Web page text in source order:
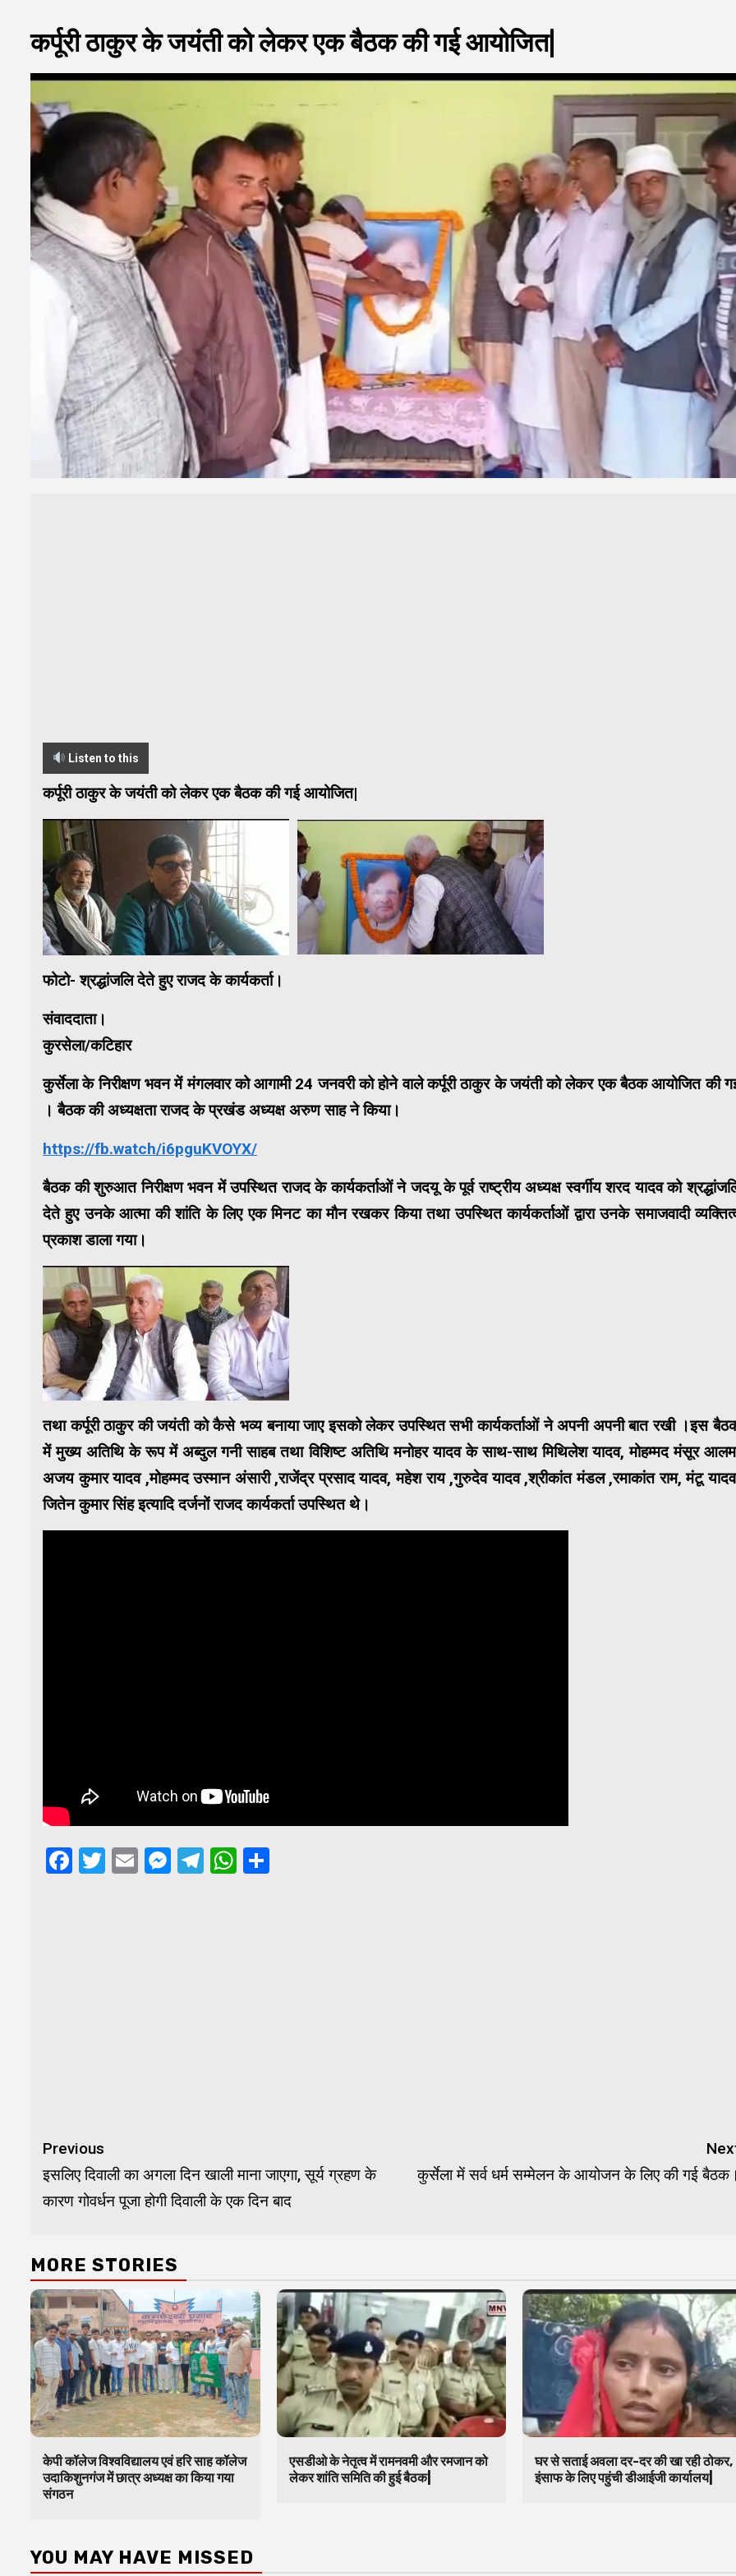
कर्पूरी ठाकुर के जयंती को लेकर एक बैठक की गई आयोजित|
Listen to this
कर्पूरी ठाकुर के जयंती को लेकर एक बैठक की गई आयोजित|
फोटो- श्रद्धांजलि देते हुए राजद के कार्यकर्ता।
संवाददाता।
कुरसेला/कटिहार
कुर्सेला के निरीक्षण भवन में मंगलवार को आगामी 24 जनवरी को होने वाले कर्पूरी ठाकुर के जयंती को लेकर एक बैठक आयोजित की
। बैठक की अध्यक्षता राजद के प्रखंड अध्यक्ष अरुण साह ने किया।
https://fb.watch/i6pguKVOYX/
बैठक की शुरुआत निरीक्षण भवन में उपस्थित राजद के कार्यकर्ताओं ने जदयू के पूर्व राष्ट्रीय अध्यक्ष स्वर्गीय शरद यादव को
देते हुए उनके आत्मा की शांति के लिए एक मिनट का मौन रखकर किया तथा उपस्थित कार्यकर्ताओं द्वारा उनके समाजवादी
प्रकाश डाला गया।
तथा कर्पूरी ठाकुर की जयंती को कैसे भव्य बनाया जाए इसको लेकर उपस्थित सभी कार्यकर्ताओं ने अपनी अपनी बात रखी ।इस
में मुख्य अतिथि के रूप में अब्दुल गनी साहब तथा विशिष्ट अतिथि मनोहर यादव के साथ-साथ मिथिलेश यादव, मोहम्मद मंसूर
अजय कुमार यादव ,मोहम्मद उस्मान अंसारी ,राजेंद्र प्रसाद यादव, महेश राय ,गुरुदेव यादव ,श्रीकांत मंडल ,रमाकांत राम, मंटू
जितेन कुमार सिंह इत्यादि दर्जनों राजद कार्यकर्ता उपस्थित थे।
Facebook
Twitter
EmailMessenger
Telegram
WhatsApp
Continue
Reading
Previous
इसलिए दिवाली का अगला दिन खाली माना जाएगा, सूर्य ग्रहण के
कारण गोवर्धन पूजा होगी दिवाली के एक दिन बाद
कुर्सेला में सर्व धर्म सम्मेलन के आयोजन के लिए की गई
MORE STORIES
केपी कॉलेज विश्वविद्यालय एवं हरि साह कॉलेज
उदाकिशुनगंज में छात्र अध्यक्ष का किया गया
संगठन
एसडीओ के नेतृत्व में रामनवमी और रमजान को
लेकर शांति समिति की हुई बैठक|
घर से सताई अवला दर-दर की खा रही ठोकर,
इंसाफ के लिए पहुंची डीआईजी कार्यालय|
YOU MAY HAVE MISSED